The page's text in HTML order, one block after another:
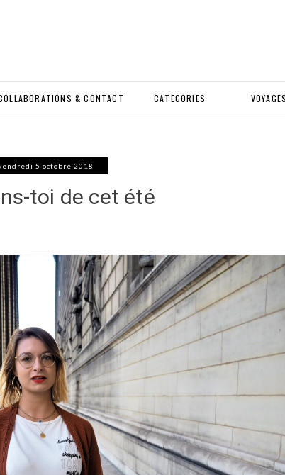
& CONTACT CATEGORIES VOYAGES
5 octobre 2018
toi de cet été